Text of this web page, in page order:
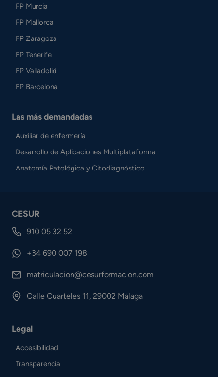
FP Murcia
FP Mallorca
FP Zaragoza
FP Tenerife
FP Valladolid
FP Barcelona
Las más demandadas
Auxiliar de enfermería
Desarrollo de Aplicaciones Multiplataforma
Anatomía Patológica y Citodiagnóstico
CESUR
910 05 32 52
+34 690 007 198
matriculacion@cesurformacion.com
Calle Cuarteles 11, 29002 Málaga
Legal
Accesibilidad
Transparencia